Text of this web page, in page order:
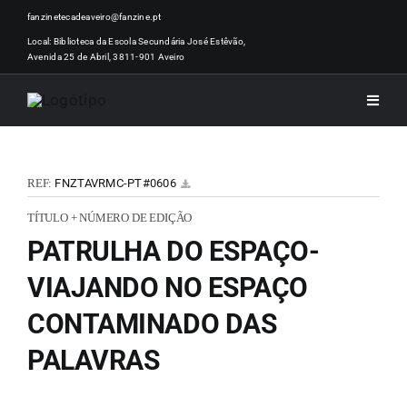
Skip
content
fanzinetecadeaveiro@fanzine.pt
Local: Biblioteca da Escola Secundária José Estêvão,
Avenida 25 de Abril, 3811-901 Aveiro
Toggle
REF: FNZTAVRMC-PT#0606
TÍTULO + NÚMERO DE EDIÇÃO
PATRULHA DO ESPAÇO-
VIAJANDO NO ESPAÇO
CONTAMINADO DAS
PALAVRAS